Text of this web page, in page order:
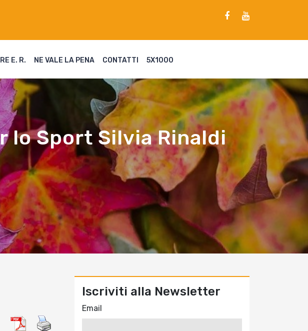
E. R. NE VALE LA PENA CONTATTI 5X1000
lo Sport Silvia Rinaldi
Iscriviti alla Newsletter
Email